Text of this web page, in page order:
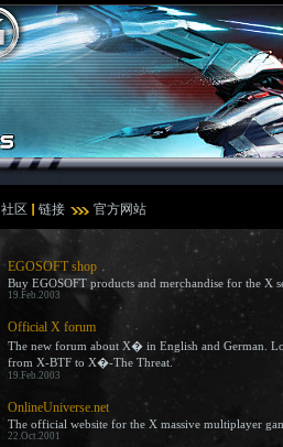
社区 链接 官方网站
EGOSOFT shop
Buy EGOSOFT products and merchandise for the X
19.Feb.2003
Official X forum
The new forum about X� in English and German.
from X-BTF to X�-The Threat.
19.Feb.2003
OnlineUniverse.net
The official website for the X massive multiplayer
22.Oct.2001